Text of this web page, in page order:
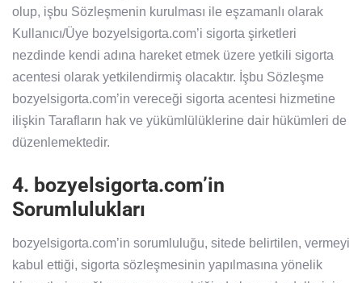
olup, işbu Sözleşmenin kurulması ile eşzamanlı olarak
Kullanıcı/Üye bozyelsigorta.com’i sigorta şirketleri
nezdinde kendi adına hareket etmek üzere yetkili sigorta
acentesi olarak yetkilendirmiş olacaktır. İşbu Sözleşme
bozyelsigorta.com’in vereceği sigorta acentesi hizmetine
ilişkin Tarafların hak ve yükümlülüklerine dair hükümleri de
düzenlemektedir.
4. bozyelsigorta.com’in
Sorumlulukları
bozyelsigorta.com’in sorumluluğu, sitede belirtilen, vermeyi
kabul ettiği, sigorta sözleşmesinin yapılmasına yönelik